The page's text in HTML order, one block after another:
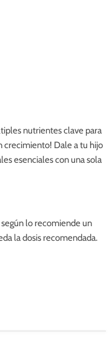
nutrientes clave para
crecimiento! Dale a tu hijo
esenciales con una sola
según lo recomiende un
la dosis recomendada.